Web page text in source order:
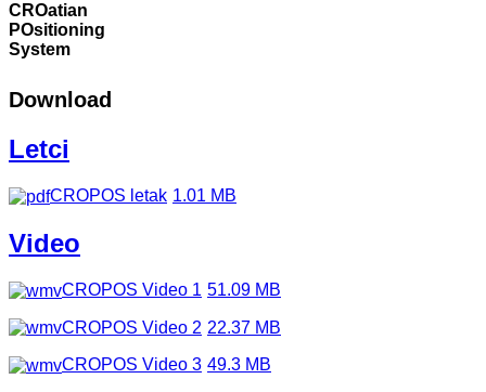
CROatian
POsitioning
System
Download
Letci
CROPOS letak 1.01 MB
Video
CROPOS Video 1 51.09 MB
CROPOS Video 2 22.37 MB
CROPOS Video 3 49.3 MB